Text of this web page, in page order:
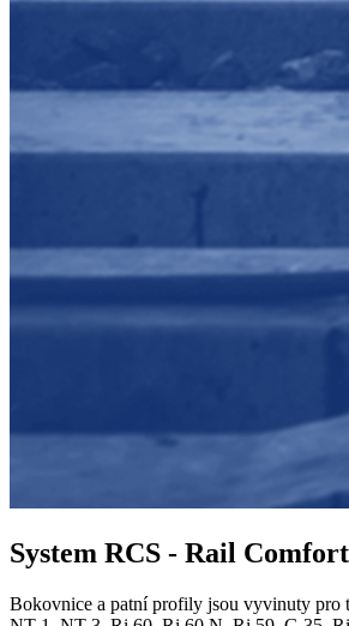
System RCS - Rail
Bokovnice a patní profily jsou vyvinuty pro